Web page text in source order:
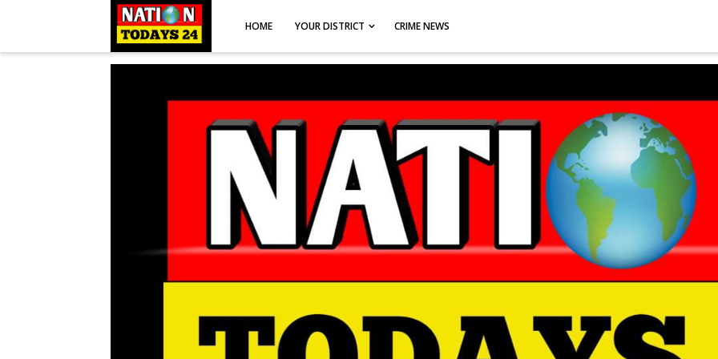
HOME YOUR DISTRICT CRIME NEWS